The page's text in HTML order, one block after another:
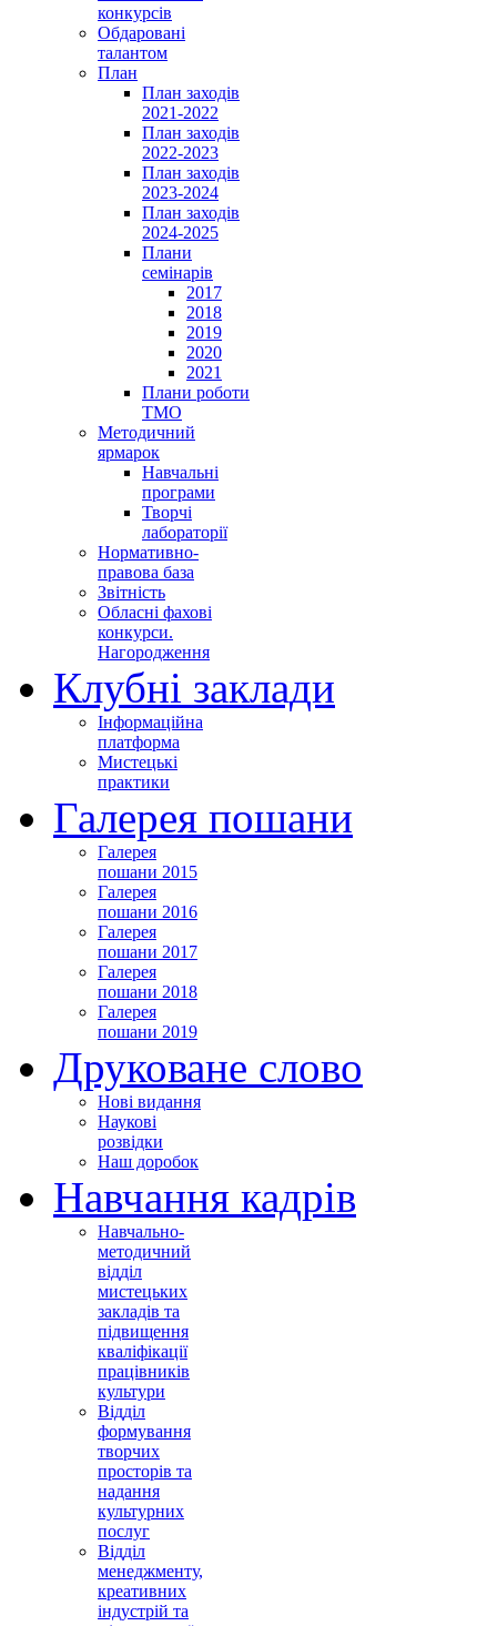
конкурсів
Обдаровані
талантом
План
План заходів
2021-2022
План заходів
2022-2023
План заходів
2023-2024
План заходів
2024-2025
Плани
семінарів
2017
2018
2019
2020
2021
Плани роботи
ТМО
Методичний
ярмарок
Навчальні
програми
Творчі
лабораторії
Нормативно-
правова база
Звітність
Обласні фахові
конкурси.
Нагородження
Клубні заклади
Інформаційна
платформа
Мистецькі
практики
Галерея пошани
Галерея
пошани 2015
Галерея
пошани 2016
Галерея
пошани 2017
Галерея
пошани 2018
Галерея
пошани 2019
Друковане слово
Нові видання
Наукові
розвідки
Наш доробок
Навчання кадрів
Навчально-
методичний
відділ
мистецьких
закладів та
підвищення
кваліфікації
працівників
культури
Відділ
формування
творчих
просторів та
надання
культурних
послуг
Відділ
менеджменту,
креативних
індустрій та